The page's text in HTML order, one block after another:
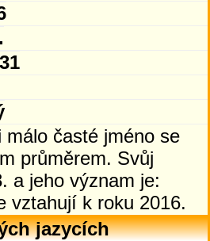
31
málo časté jméno se
průměrem. Svůj
a jeho význam je:
vztahují k roku 2016.
jazycích